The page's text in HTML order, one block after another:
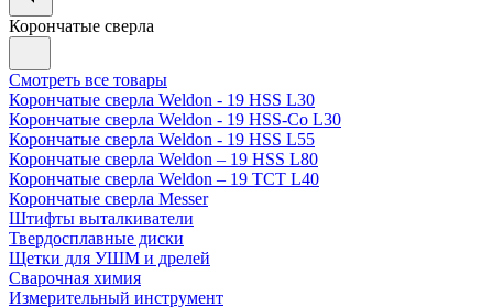
Корончатые сверла
Смотреть все товары
Корончатые сверла Weldon - 19 HSS L30
Корончатые сверла Weldon - 19 HSS-Co L30
Корончатые сверла Weldon - 19 HSS L55
Корончатые сверла Weldon – 19 HSS L80
Корончатые сверла Weldon – 19 TCT L40
Корончатые сверла Messer
Штифты выталкиватели
Твердосплавные диски
Щетки для УШМ и дрелей
Сварочная химия
Измерительный инструмент